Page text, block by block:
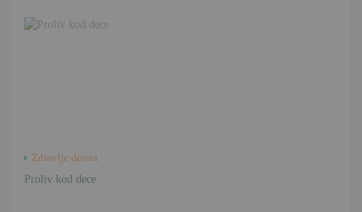
Zdravlje deteta
Proliv kod dece